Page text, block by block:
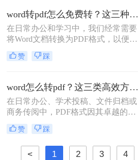
向您介绍几种批量将Word文档转换为
PDF的有效方法，帮助您节省时间，
提高工作效率。
word转pdf怎么免费转？这三种方法很好用！
在日常办公和学习中，我们经常需要
将Word文档转换为PDF格式，以便在
不同设备和平台上保持一致的排版和
可读性。虽然市面上有很多专业的
寻找免费的方法来实现Word转PDF。
那么word转pdf怎么免费转呢？下面，
我们将介绍几种免费转换Word为PDF
的方法。
赞 踩
word怎么转pdf？这三类高效方法必知！
在日常办公、学术投稿、文件归档或
商务传阅中，PDF格式因其卓越的跨
平台一致性、不易被随意编辑的特性
和专业的视觉效果，已成为文件分发
的标准格式。而Microsoft Word作为最
主流的文档编辑工具，将其内容完美
赞 踩
< 1 2 3 4